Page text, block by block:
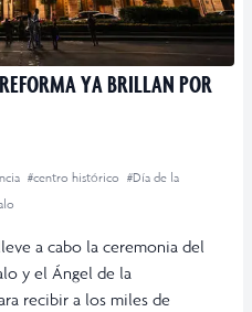
YA BRILLAN POR
#centro histórico #Día de la
a cabo la ceremonia del
y el Ángel de la
recibir a los miles de